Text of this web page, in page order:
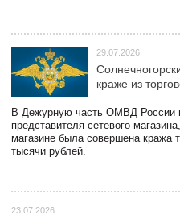
29.07.2026
краже из
В Дежурную часть ОМВД России
представителя сетевого
магазине была совершена кража
тысячи рублей.
23.07.2026